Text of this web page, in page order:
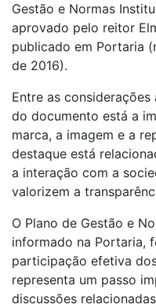
Gestão e Normas
aprovado pelo reitor
publicado em Portaria
de 2016).
Entre as
do documento está a
marca, a imagem e a
destaque está
a interação com a
valorizem a
O Plano de Gestão e
informado na Portaria,
participação efetiva
representa um passo
discussões